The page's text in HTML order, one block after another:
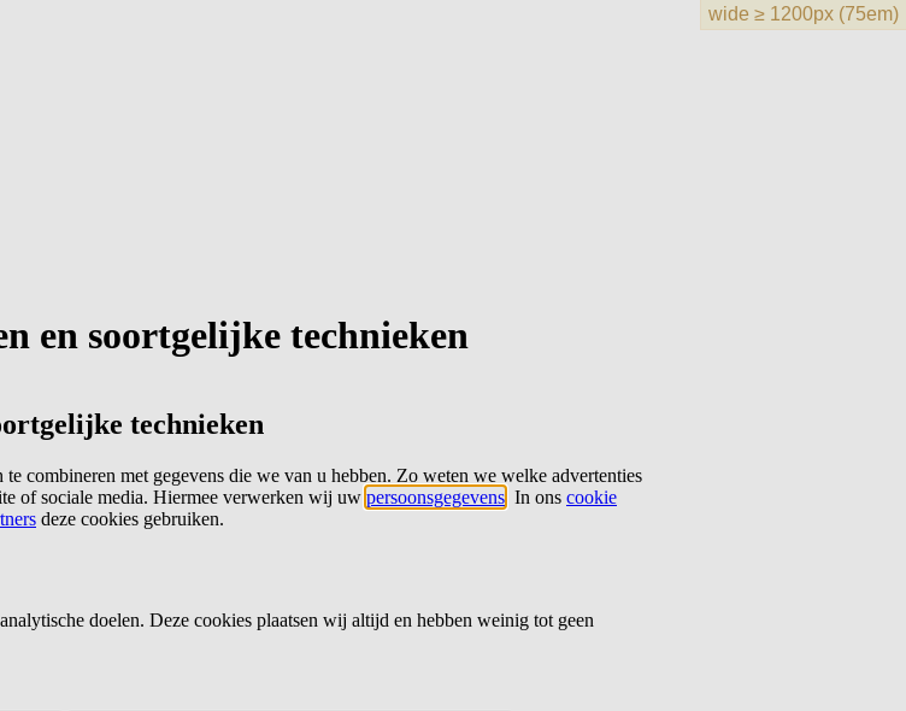
en soortgelijke technieken
technieken
combineren met gegevens die we van u hebben. Zo weten we welke advertenties
of sociale media. Hiermee verwerken wij uw persoonsgegevens . In ons cookie
deze cookies gebruiken.
doelen. Deze cookies plaatsen wij altijd en hebben weinig tot geen